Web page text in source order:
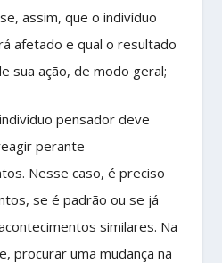
assim, que o indivíduo
afetado e qual o resultado
sua ação, de modo geral;
pensador deve
perante
Nesse caso, é preciso
se é padrão ou se já
similares. Na
procurar uma mudança na